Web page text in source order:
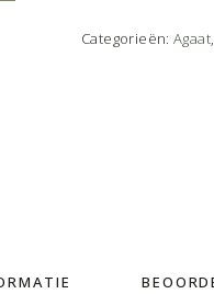
Categorieën:Agaat